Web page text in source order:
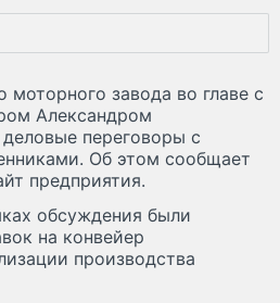
моторного завода во главе с
Александром
переговоры с
Об этом сообщает
предприятия.
обсуждения были
на конвейер
производства